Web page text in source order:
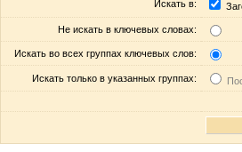
Искать в:
Не искать в ключевых словах:
Искать во всех группах ключевых слов:
Искать только в указанных группах: